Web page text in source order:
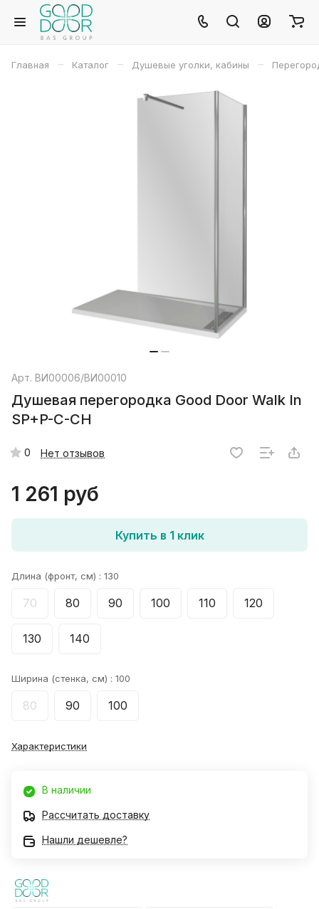
Главная – Каталог – Душевые уголки, кабины –
Арт. ВИ00006/ВИ00010
Душевая перегородка Good Door Walk In
SP+P-C-CH
0 Нет отзывов
1 261 руб
Купить в 1 клик
Длина (фронт, см) : 130
70 80 90 100 110 120
130 140
Ширина (стенка, см) : 100
80 90 100
Характеристики
В наличии
Рассчитать доставку
Нашли дешевле?